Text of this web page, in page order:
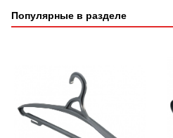
Популярные в разделе